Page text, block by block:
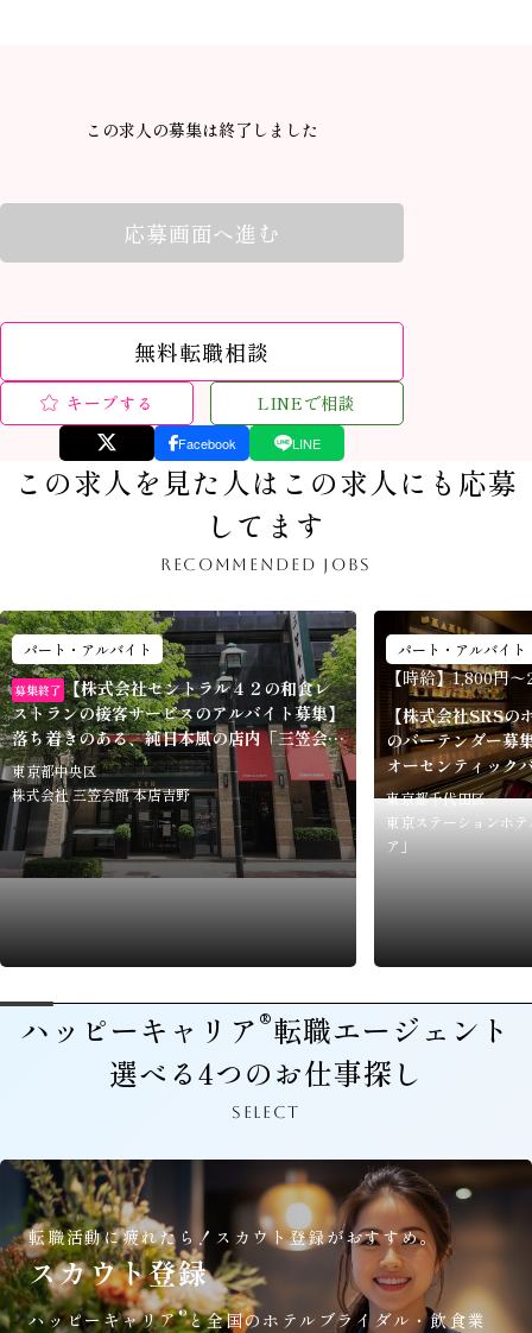
この求人の募集は終了しました
応募画面へ進む
無料転職相談
キープする LINEで相談
Facebook LINE
この求人を見た人はこの求人にも応募
してます
RECOMMENDED JOBS
パート・アルバイト
募集終了 【株式会社セントラル４２の和食レ
ストランの接客サービスのアルバイト募集】
落ち着きのある、純日本風の店内「三笠会館
本店 吉野」
東京都中央区
株式会社 三笠会館 本店吉野
パート・アルバイト
【時給】1,800円
【株式会社SRSの
のバーテンダー募
オーセンティック
テル バー＆カフ
東京都千代田区
東京ステーションホ
ア」
ハッピーキャリア®転職エージェント
選べる4つのお仕事探し
SELECT
転職活動に疲れたら！ スカウト登録がおすすめ。
スカウト登録
ハッピーキャリア®と全国のホテルブライダル・飲食業